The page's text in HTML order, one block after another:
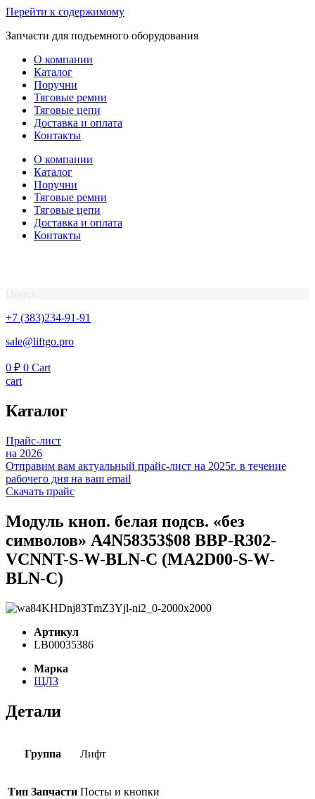
Перейти к содержимому
Запчасти для подъемного оборудования
О компании
Каталог
Поручни
Тяговые ремни
Тяговые цепи
Доставка и оплата
Контакты
О компании
Каталог
Поручни
Тяговые ремни
Тяговые цепи
Доставка и оплата
Контакты
+7 (383)234-91-91
sale@liftgo.pro
0 ₽ 0 Cart
cart
Каталог
Прайс-лист
на 2026
Отправим вам актуальный прайс-лист на 2025г. в течение
рабочего дня на ваш email
Скачать прайс
Модуль кноп. белая подсв. «без
символов» A4N58353$08 BBP-R302-
VCNNT-S-W-BLN-C (MA2D00-S-W-
BLN-C)
Артикул
LB00035386
Марка
ЩЛЗ
Детали
Группа Лифт
Тип Запчасти Посты и кнопки